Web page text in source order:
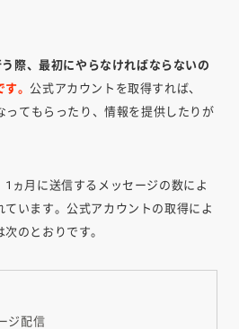
際、最初にやらなければならないの
。 公式アカウントを取得すれば、
ってもらったり、情報を提供したりが
ヵ月に送信するメッセージの数によ
ています。公式アカウントの取得によ
のとおりです。
ジ配信